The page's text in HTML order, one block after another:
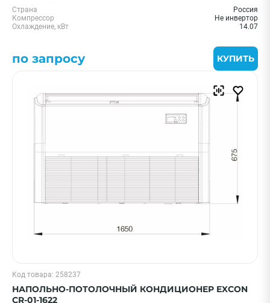
Страна
Россия
Компрессор
Не инвертор
Охлаждение, кВт
14.07
по запросу КУПИТЬ
Код товара: 258237
НАПОЛЬНО-ПОТОЛОЧНЫЙ КОНДИЦИОНЕР EXCON
CR-01-1622